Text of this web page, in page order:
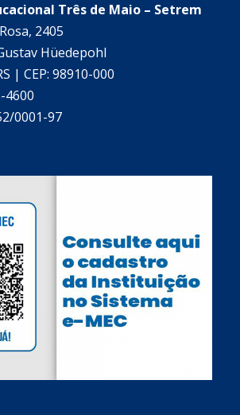
Três de Maio – Setrem
2405
Hüedepohl
| CEP: 98910-000
4600
0001-97